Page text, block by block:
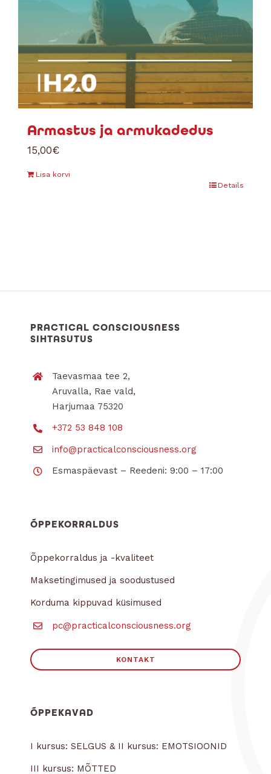
Armastus ja armukadedus
15,00€
Lisa korvi
Details
PRACTICAL CONSCIOUSNESS
SIHTASUTUS
Taevasmaa tee 2,
Aruvalla, Rae vald,
Harjumaa 75320
+372 53 848 108
info@practicalconsciousness.org
Esmaspäevast – Reedeni: 9:00 – 17:00
ÕPPEKORRALDUS
Õppekorraldus ja -kvaliteet
Maksetingimused ja soodustused
Korduma kippuvad küsimused
pc@practicalconsciousness.org
KONTAKT
ÕPPEKAVAD
I kursus: SELGUS & II kursus: EMOTSIOONID
III kursus: MÕTTED